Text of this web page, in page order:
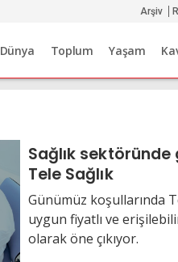
Arşiv
Dünya Toplum Yaşam
Sağlık
Tele Sağlık
Günümüz koşullarında
uygun fiyatlı ve
olarak öne çıkıyor.